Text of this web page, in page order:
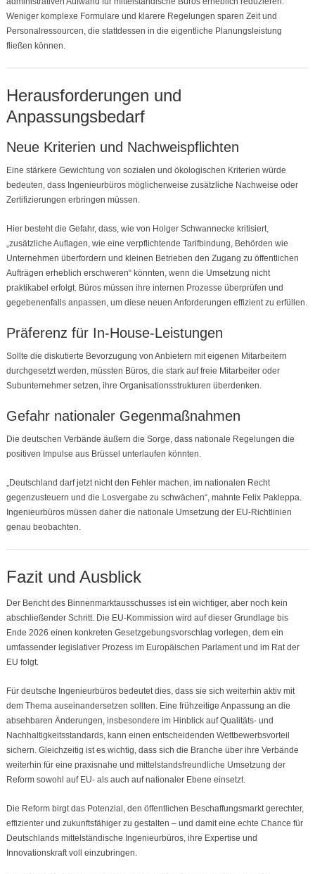
Weniger komplexe Formulare und klarere Regelungen sparen Zeit und
Personalressourcen, die stattdessen in die eigentliche Planungsleistung
fließen können.
Herausforderungen und
Anpassungsbedarf
Neue Kriterien und Nachweispflichten
Eine stärkere Gewichtung von sozialen und ökologischen Kriterien würde
bedeuten, dass Ingenieurbüros möglicherweise zusätzliche Nachweise oder
Zertifizierungen erbringen müssen.
Hier besteht die Gefahr, dass, wie von Holger Schwannecke kritisiert,
„zusätzliche Auflagen, wie eine verpflichtende Tarifbindung, Behörden wie
Unternehmen überfordern und kleinen Betrieben den Zugang zu öffentlichen
Aufträgen erheblich erschweren“ könnten, wenn die Umsetzung nicht
praktikabel erfolgt. Büros müssen ihre internen Prozesse überprüfen und
gegebenenfalls anpassen, um diese neuen Anforderungen effizient zu erfüllen.
Präferenz für In-House-Leistungen
Sollte die diskutierte Bevorzugung von Anbietern mit eigenen Mitarbeitern
durchgesetzt werden, müssten Büros, die stark auf freie Mitarbeiter oder
Subunternehmer setzen, ihre Organisationsstrukturen überdenken.
Gefahr nationaler Gegenmaßnahmen
Die deutschen Verbände äußern die Sorge, dass nationale Regelungen die
positiven Impulse aus Brüssel unterlaufen könnten.
„Deutschland darf jetzt nicht den Fehler machen, im nationalen Recht
gegenzusteuern und die Losvergabe zu schwächen“, mahnte Felix Pakleppa.
Ingenieurbüros müssen daher die nationale Umsetzung der EU-Richtlinien
genau beobachten.
Fazit und Ausblick
Der Bericht des Binnenmarktausschusses ist ein wichtiger, aber noch kein
abschließender Schritt. Die EU-Kommission wird auf dieser Grundlage bis
Ende 2026 einen konkreten Gesetzgebungsvorschlag vorlegen, dem ein
umfassender legislativer Prozess im Europäischen Parlament und im Rat der
EU folgt.
Für deutsche Ingenieurbüros bedeutet dies, dass sie sich weiterhin aktiv mit
dem Thema auseinandersetzen sollten. Eine frühzeitige Anpassung an die
absehbaren Änderungen, insbesondere im Hinblick auf Qualitäts- und
Nachhaltigkeitsstandards, kann einen entscheidenden Wettbewerbsvorteil
sichern. Gleichzeitig ist es wichtig, dass sich die Branche über ihre Verbände
weiterhin für eine praxisnahe und mittelstandsfreundliche Umsetzung der
Reform sowohl auf EU- als auch auf nationaler Ebene einsetzt.
Die Reform birgt das Potenzial, den öffentlichen Beschaffungsmarkt gerechter,
effizienter und zukunftsfähiger zu gestalten – und damit eine echte Chance für
Deutschlands mittelständische Ingenieurbüros, ihre Expertise und
Innovationskraft voll einzubringen.